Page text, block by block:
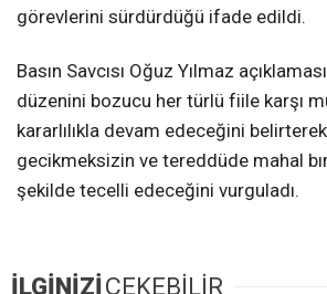
görevlerini sürdürdüğü ifade edildi.
Basın Savcısı Oğuz Yılmaz
düzenini bozucu her türlü fiile karşı
kararlılıkla devam edeceğini
gecikmeksizin ve tereddüde mahal
şekilde tecelli edeceğini vurguladı.
İLGİNİZİ ÇEKEBİLİR